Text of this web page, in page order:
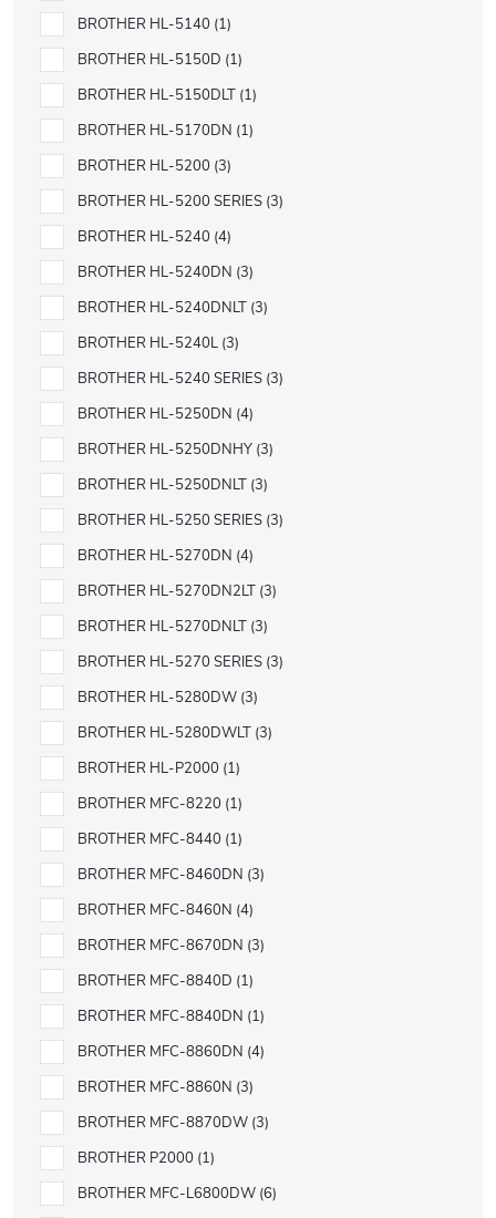
BROTHER HL-5140 1
BROTHER HL-5150D 1
BROTHER HL-5150DLT 1
BROTHER HL-5170DN 1
BROTHER HL-5200 3
BROTHER HL-5200 SERIES 3
BROTHER HL-5240 4
BROTHER HL-5240DN 3
BROTHER HL-5240DNLT 3
BROTHER HL-5240L 3
BROTHER HL-5240 SERIES 3
BROTHER HL-5250DN 4
BROTHER HL-5250DNHY 3
BROTHER HL-5250DNLT 3
BROTHER HL-5250 SERIES 3
BROTHER HL-5270DN 4
BROTHER HL-5270DN2LT 3
BROTHER HL-5270DNLT 3
BROTHER HL-5270 SERIES 3
BROTHER HL-5280DW 3
BROTHER HL-5280DWLT 3
BROTHER HL-P2000 1
BROTHER MFC-8220 1
BROTHER MFC-8440 1
BROTHER MFC-8460DN 3
BROTHER MFC-8460N 4
BROTHER MFC-8670DN 3
BROTHER MFC-8840D 1
BROTHER MFC-8840DN 1
BROTHER MFC-8860DN 4
BROTHER MFC-8860N 3
BROTHER MFC-8870DW 3
BROTHER P2000 1
BROTHER MFC-L6800DW 6